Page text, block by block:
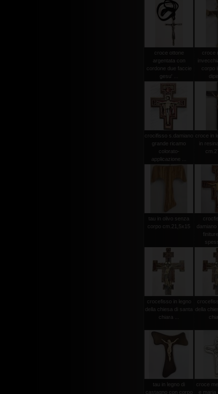
croce ottone
argentata con
cordone due faccie
gesu' ...
croce
corpo
crocifisso s.damiano
grande ricamo
colorato-
applicazione ...
croce in
in
tau in olivo senza
corpo cm.21,5x15
crocefisso in legno
della chiesa di santa
chiara ...
della
tau in legno di
castagno con corpo
croce
e maria